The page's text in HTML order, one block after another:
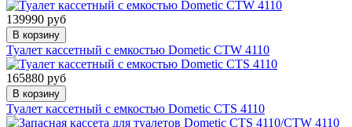
139990 руб
В корзину
Туалет кассетный с емкостью Dometic CTW 4110
165880 руб
В корзину
Туалет кассетный с емкостью Dometic CTS 4110